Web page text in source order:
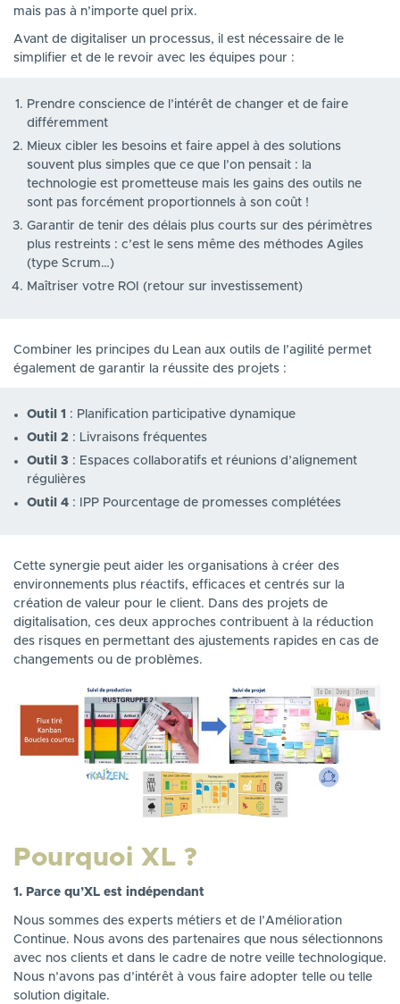
mais pas à n’importe quel prix.
Avant de digitaliser un processus, il est nécessaire de le
simplifier et de le revoir avec les équipes pour :
Prendre conscience de l’intérêt de changer et de faire
différemment
Mieux cibler les besoins et faire appel à des solutions
souvent plus simples que ce que l’on pensait : la
technologie est prometteuse mais les gains des outils ne
sont pas forcément proportionnels à son coût !
Garantir de tenir des délais plus courts sur des périmètres
plus restreints : c’est le sens même des méthodes Agiles
(type Scrum…)
Maîtriser votre ROI (retour sur investissement)
Combiner les principes du Lean aux outils de l’agilité permet
également de garantir la réussite des projets :
Outil 1 : Planification participative dynamique
Outil 2 : Livraisons fréquentes
Outil 3 : Espaces collaboratifs et réunions d’alignement
régulières
Outil 4 : IPP Pourcentage de promesses complétées
Cette synergie peut aider les organisations à créer des
environnements plus réactifs, efficaces et centrés sur la
création de valeur pour le client. Dans des projets de
digitalisation, ces deux approches contribuent à la réduction
des risques en permettant des ajustements rapides en cas de
changements ou de problèmes.
Pourquoi XL ?
1. Parce qu’XL est indépendant
Nous sommes des experts métiers et de l’Amélioration
Continue. Nous avons des partenaires que nous sélectionnons
avec nos clients et dans le cadre de notre veille technologique.
Nous n’avons pas d’intérêt à vous faire adopter telle ou telle
solution digitale.